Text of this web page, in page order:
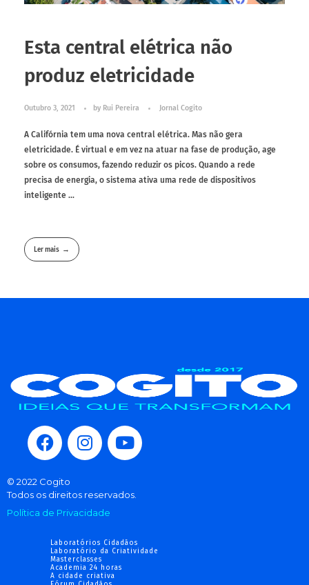
Esta central elétrica não
produz eletricidade
Outubro 3, 2021 by Rui Pereira Jornal Cogito
A Califórnia tem uma nova central elétrica. Mas não gera
eletricidade. É virtual e em vez na atuar na fase de produção, age
sobre os consumos, fazendo reduzir os picos. Quando a rede
precisa de energia, o sistema ativa uma rede de dispositivos
inteligente ...
Ler mais
© 2022 Cogito
Todos os direitos reservados.
Política de Privacidade
Laboratórios Cidadãos
Laboratório da Criatividade
Masterclasses
Academia 24 horas
A cidade criativa